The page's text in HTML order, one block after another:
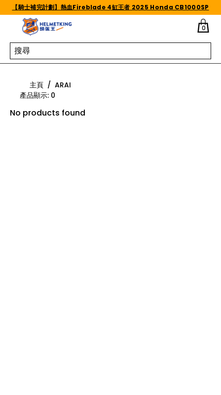
Skip to content
【騎士補完計劃】熱血Fireblade 4缸王者 2025 Honda CB1000SP
0
主頁 / ARAI
產品顯示: 0
No products found